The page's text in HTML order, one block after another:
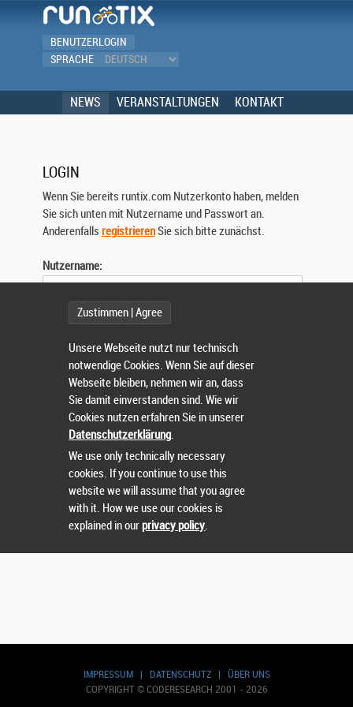
BENUTZERLOGIN
SPRACHE
NEWS VERANSTALTUNGEN KONTAKT
IMPRESSUM| DATENSCHUTZ| ÜBER UNS
COPYRIGHT © CODERESEARCH 2001 - 2026
LOGIN
Wenn Sie bereits runtix.com Nutzerkonto haben, melden
Sie sich unten mit Nutzername und Passwort an.
Anderenfalls registrierenSie sich bitte zunächst.
Nutzername:
Passwort:
NutzernameoderPasswortvergessen?
Sie können sich nicht einloggen? Kontaktieren Sie uns
unter:sts@runtix.com
Zustimmen | Agree
Unsere Webseite nutzt nur technisch
notwendige Cookies. Wenn Sie auf dieser
Webseite bleiben, nehmen wir an, dass
Sie damit einverstanden sind. Wie wir
Cookies nutzen erfahren Sie in unserer
Datenschutzerklärung.
We use only technically necessary
cookies. If you continue to use this
website we will assume that you agree
with it. How we use our cookies is
explained in ourprivacy policy.